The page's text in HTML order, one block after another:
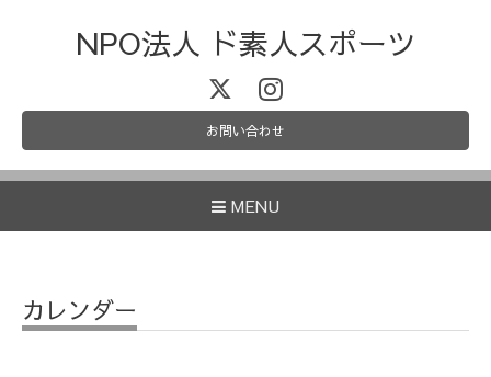
NPO法人 ド素人スポーツ
お問い合わせ
MENU
カレンダー